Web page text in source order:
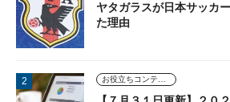
ヤタガラスが日本サッカ
た理由
お役立ちコンテンツ